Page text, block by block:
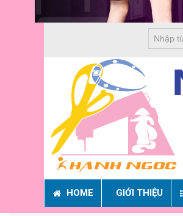
HOME GIỚI THIỆU